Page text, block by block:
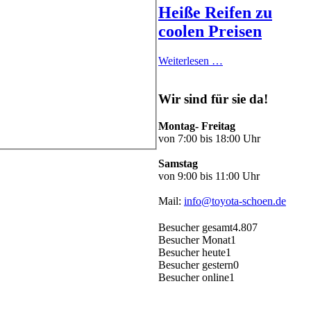
Heiße Reifen zu
coolen Preisen
Weiterlesen …
Wir sind für sie da!
Montag- Freitag
von 7:00 bis 18:00 Uhr
Samstag
von 9:00 bis 11:00 Uhr
Mail: info@toyota-schoen.de
Besucher gesamt4.807
Besucher Monat1
Besucher heute1
Besucher gestern0
Besucher online1